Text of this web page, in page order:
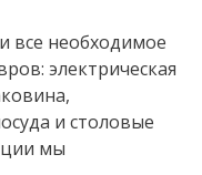
все необходимое
электрическая
и столовые
мы